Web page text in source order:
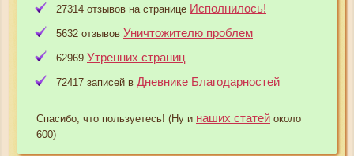
27314 отзывов на странице Исполнилось!
5632 отзывов Уничтожителю проблем
62969 Утренних страниц
72417 записей в Дневнике Благодарностей
Спасибо, что пользуетесь! (Ну и наших статей около
600)